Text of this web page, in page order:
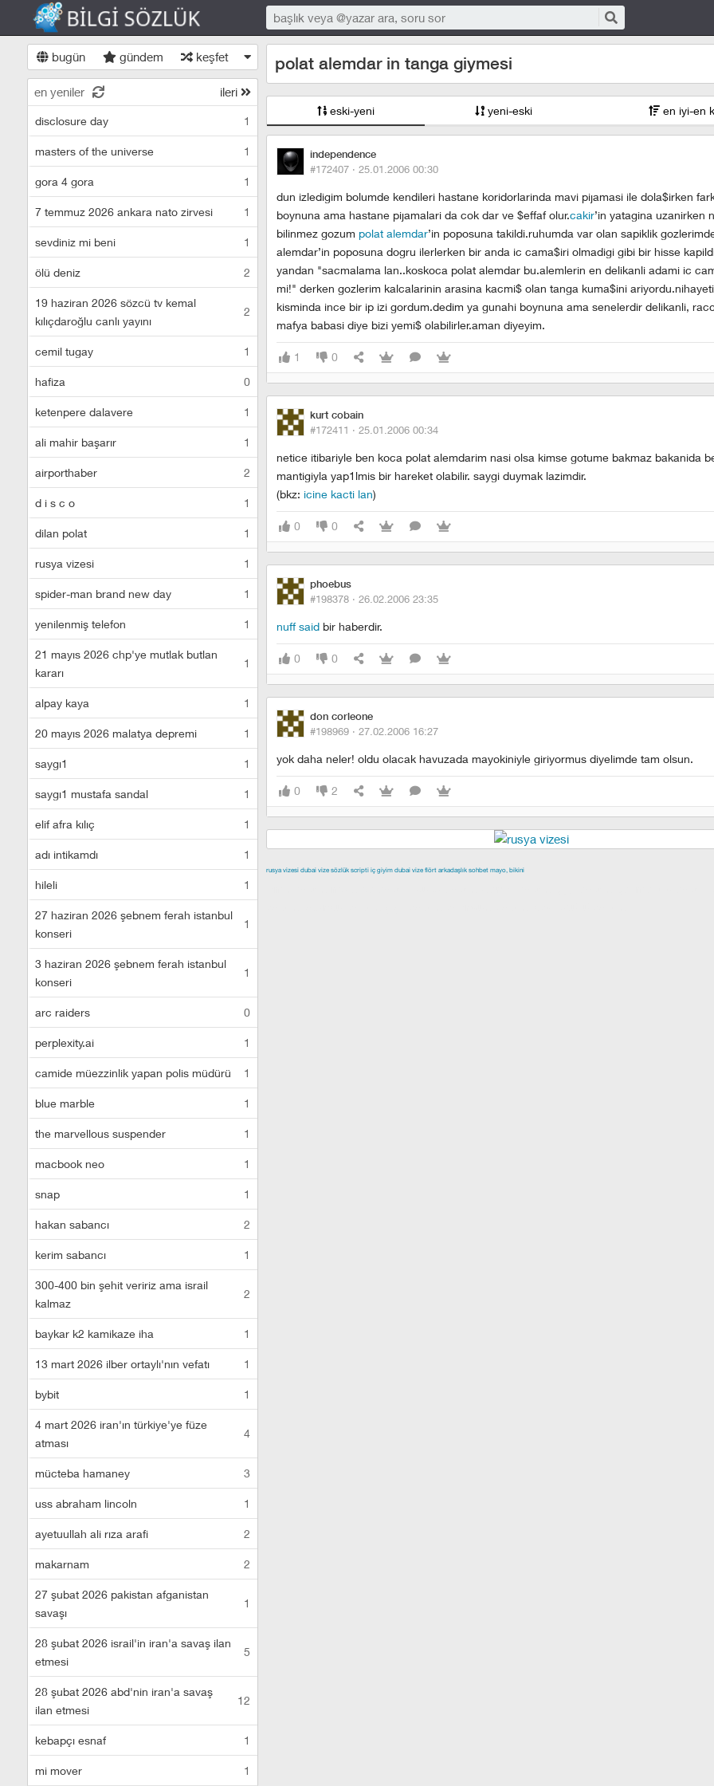
bugün gündem keşfet
en yeniler ileri
disclosure day 1
masters of the universe 1
gora 4 gora 1
7 temmuz 2026 ankara nato zirvesi 1
sevdiniz mi beni 1
ölü deniz 2
19 haziran 2026 sözcü tv kemal
kılıçdaroğlu canlı yayını
2
cemil tugay 1
hafiza 0
ketenpere dalavere 1
ali mahir başarır 1
airporthaber 2
d i s c o 1
dilan polat 1
rusya vizesi 1
spider-man brand new day 1
yenilenmiş telefon 1
21 mayıs 2026 chp'ye mutlak butlan
kararı
1
alpay kaya 1
20 mayıs 2026 malatya depremi 1
saygı1 1
saygı1 mustafa sandal 1
elif afra kılıç 1
adı intikamdı 1
hileli 1
27 haziran 2026 şebnem ferah istanbul
konseri
1
3 haziran 2026 şebnem ferah istanbul
konseri
1
arc raiders 0
perplexity.ai 1
camide müezzinlik yapan polis müdürü 1
blue marble 1
the marvellous suspender 1
macbook neo 1
snap 1
hakan sabancı 2
kerim sabancı 1
300-400 bin şehit veririz ama israil
kalmaz
2
baykar k2 kamikaze iha 1
13 mart 2026 ilber ortaylı'nın vefatı 1
bybit 1
4 mart 2026 iran'ın türkiye'ye füze
atması
4
mücteba hamaney 3
uss abraham lincoln 1
ayetuullah ali rıza arafi 2
makarnam 2
27 şubat 2026 pakistan afganistan
savaşı
1
28 şubat 2026 israil'in iran'a savaş ilan
etmesi
5
28 şubat 2026 abd'nin iran'a savaş
ilan etmesi
12
kebapçı esnaf 1
mi mover 1
polat alemdar in tanga giymesi
eski-yeni yeni-eski en iyi-en
independence
#172407 · 25.01.2006 00:30
dun izledigim bolumde kendileri hastane koridorlarinda mavi pijamasi ile dola$irken
boynuna ama hastane pijamalari da cok dar ve $effaf olur.cakir’in yatagina uzanirken
bilinmez gozum polat alemdar’in poposuna takildi.ruhumda var olan sapiklik
alemdar’in poposuna dogru ilerlerken bir anda ic cama$iri olmadigi gibi bir hisse
yandan "sacmalama lan..koskoca polat alemdar bu.alemlerin en delikanli adami ic
mi!" derken gozlerim kalcalarinin arasina kacmi$ olan tanga kuma$ini
kisminda ince bir ip izi gordum.dedim ya gunahi boynuna ama senelerdir delikanli,
mafya babasi diye bizi yemi$ olabilirler.aman diyeyim.
1 0
kurt cobain
#172411 · 25.01.2006 00:34
netice itibariyle ben koca polat alemdarim nasi olsa kimse gotume bakmaz bakanida
mantigiyla yap1lmis bir hareket olabilir. saygi duymak lazimdir.
(bkz: icine kacti lan)
0 0
phoebus
#198378 · 26.02.2006 23:35
nuff said bir haberdir.
0 0
don corleone
#198969 · 27.02.2006 16:27
yok daha neler! oldu olacak havuzada mayokiniyle giriyormus diyelimde tam olsun.
0 2
rusya vizesi dubai vize sözlük scripti iç giyim dubai vize flört arkadaşlık sohbet mayo, bikini